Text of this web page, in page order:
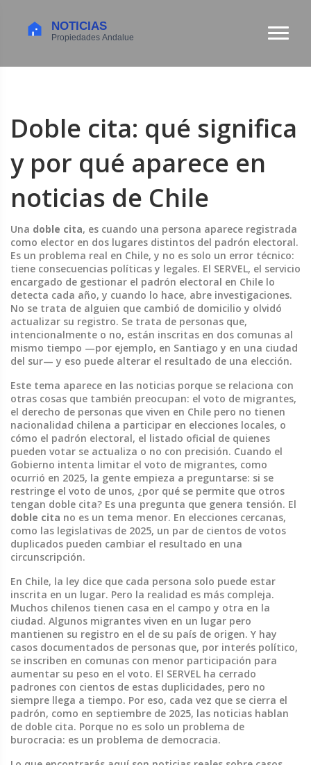
Doble cita: qué significa
y por qué aparece en
noticias de Chile
Una doble cita, es cuando una persona aparece registrada
como elector en dos lugares distintos del padrón electoral.
Es un problema real en Chile, y no es solo un error técnico:
tiene consecuencias políticas y legales. El SERVEL, el servicio
encargado de gestionar el padrón electoral en Chile lo
detecta cada año, y cuando lo hace, abre investigaciones.
No se trata de alguien que cambió de domicilio y olvidó
actualizar su registro. Se trata de personas que,
intencionalmente o no, están inscritas en dos comunas al
mismo tiempo —por ejemplo, en Santiago y en una ciudad
del sur— y eso puede alterar el resultado de una elección.
Este tema aparece en las noticias porque se relaciona con
otras cosas que también preocupan: el voto de migrantes,
el derecho de personas que viven en Chile pero no tienen
nacionalidad chilena a participar en elecciones locales, o
cómo el padrón electoral, el listado oficial de quienes
pueden votar se actualiza o no con precisión. Cuando el
Gobierno intenta limitar el voto de migrantes, como
ocurrió en 2025, la gente empieza a preguntarse: si se
restringe el voto de unos, ¿por qué se permite que otros
tengan doble cita? Es una pregunta que genera tensión. El
doble cita no es un tema menor. En elecciones cercanas,
como las legislativas de 2025, un par de cientos de votos
duplicados pueden cambiar el resultado en una
circunscripción.
En Chile, la ley dice que cada persona solo puede estar
inscrita en un lugar. Pero la realidad es más compleja.
Muchos chilenos tienen casa en el campo y otra en la
ciudad. Algunos migrantes viven en un lugar pero
mantienen su registro en el de su país de origen. Y hay
casos documentados de personas que, por interés político,
se inscriben en comunas con menor participación para
aumentar su peso en el voto. El SERVEL ha cerrado
padrones con cientos de estas duplicidades, pero no
siempre llega a tiempo. Por eso, cada vez que se cierra el
padrón, como en septiembre de 2025, las noticias hablan
de doble cita. Porque no es solo un problema de
burocracia: es un problema de democracia.